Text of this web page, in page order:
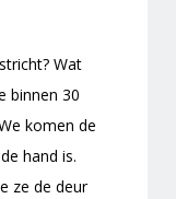
Wat
binnen 30
komen de
hand is.
ze de deur